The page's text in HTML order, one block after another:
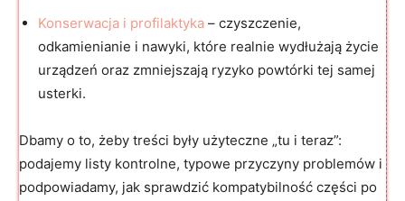
Konserwacja i profilaktyka – czyszczenie,
odkamienianie i nawyki, które realnie wydłużają życie
urządzeń oraz zmniejszają ryzyko powtórki tej samej
usterki.
Dbamy o to, żeby treści były użyteczne „tu i teraz”:
podajemy listy kontrolne, typowe przyczyny problemów i
podpowiadamy, jak sprawdzić kompatybilność części po